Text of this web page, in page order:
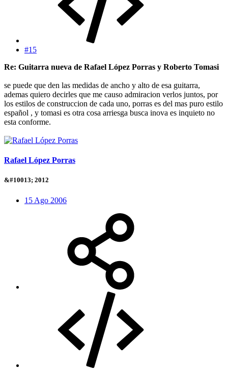
#15
Re: Guitarra nueva de Rafael López Porras y Roberto Tomasi
se puede que den las medidas de ancho y alto de esa guitarra,
ademas quiero decirles que me causo admiracion verlos juntos, por
los estilos de construccion de cada uno, porras es del mas puro estilo
español , y tomasi es otra cosa arriesga busca inova es inquieto no
esta conforme.
Rafael López Porras
&#10013; 2012
15 Ago 2006